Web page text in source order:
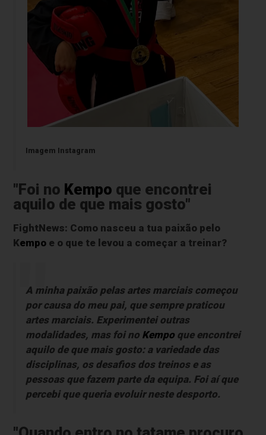
Imagem Instagram
"Foi no Kempo que encontrei
aquilo de que mais gosto"
FightNews: Como nasceu a tua paixão pelo
Kempo e o que te levou a começar a treinar?
A minha paixão pelas artes marciais começou
por causa do meu pai, que sempre praticou
artes marciais. Experimentei outras
modalidades, mas foi no Kempoque encontrei
aquilo de que mais gosto: a variedade das
disciplinas, os desafios dos treinos e as
pessoas que fazem parte da equipa. Foi aí que
percebi que queria evoluir neste desporto.